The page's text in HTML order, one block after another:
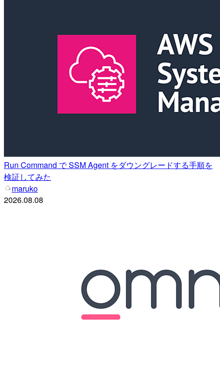
Run Command で SSM Agent をダウングレードする手順を
検証してみた
maruko
2026.08.08